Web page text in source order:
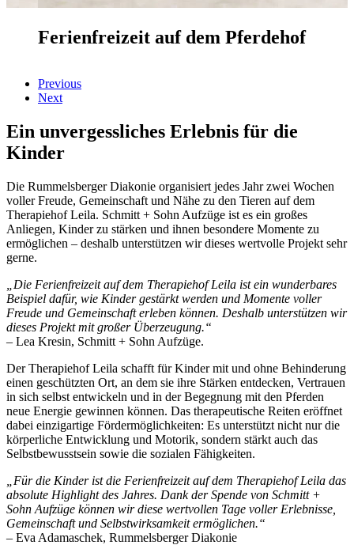
Ferienfreizeit auf dem Pferdehof
Previous
Next
Ein unvergessliches Erlebnis für die
Kinder
Die Rummelsberger Diakonie organisiert jedes Jahr zwei Wochen
voller Freude, Gemeinschaft und Nähe zu den Tieren auf dem
Therapiehof Leila. Schmitt + Sohn Aufzüge ist es ein großes
Anliegen, Kinder zu stärken und ihnen besondere Momente zu
ermöglichen – deshalb unterstützen wir dieses wertvolle Projekt sehr
gerne.
„Die Ferienfreizeit auf dem Therapiehof Leila ist ein wunderbares
Beispiel dafür, wie Kinder gestärkt werden und Momente voller
Freude und Gemeinschaft erleben können. Deshalb unterstützen wir
dieses Projekt mit großer Überzeugung.“
– Lea Kresin, Schmitt + Sohn Aufzüge.
Der Therapiehof Leila schafft für Kinder mit und ohne Behinderung
einen geschützten Ort, an dem sie ihre Stärken entdecken, Vertrauen
in sich selbst entwickeln und in der Begegnung mit den Pferden
neue Energie gewinnen können. Das therapeutische Reiten eröffnet
dabei einzigartige Fördermöglichkeiten: Es unterstützt nicht nur die
körperliche Entwicklung und Motorik, sondern stärkt auch das
Selbstbewusstsein sowie die sozialen Fähigkeiten.
„Für die Kinder ist die Ferienfreizeit auf dem Therapiehof Leila das
absolute Highlight des Jahres. Dank der Spende von Schmitt +
Sohn Aufzüge können wir diese wertvollen Tage voller Erlebnisse,
Gemeinschaft und Selbstwirksamkeit ermöglichen.“
– Eva Adamaschek, Rummelsberger Diakonie